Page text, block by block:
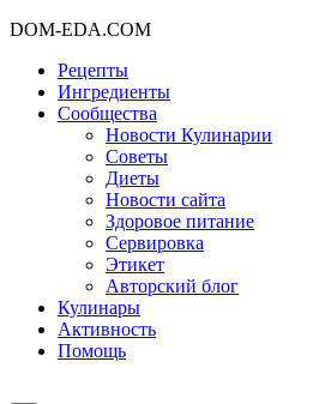
DOM-EDA.COM
Рецепты
Ингредиенты
Сообщества
Новости Кулинарии
Советы
Диеты
Новости сайта
Здоровое питание
Сервировка
Этикет
Авторский блог
Кулинары
Активность
Помощь